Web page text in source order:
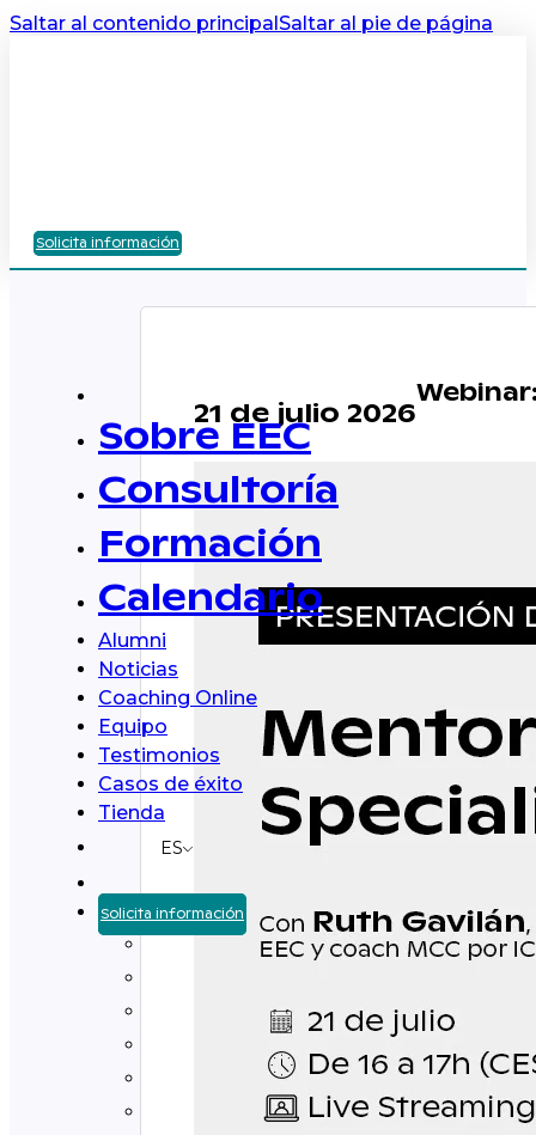
Saltar al contenido principalSaltar al pie de página
Solicita información
Sobre EEC
Consultoría
Formación
Calendario
Alumni
Noticias
Coaching Online
Equipo
Testimonios
Casos de éxito
Tienda
ES
Solicita información
21 de julio 2026